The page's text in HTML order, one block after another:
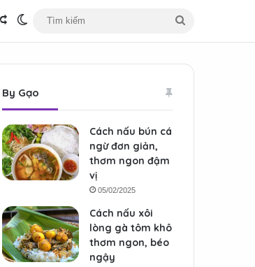
Bài viết ngẫu nhiên
Switch skin
kiếm
By Gạo
Cách nấu bún cá
ngừ đơn giản,
thơm ngon đậm
vị
05/02/2025
Cách nấu xôi
lòng gà tôm khô
thơm ngon, béo
ngậy